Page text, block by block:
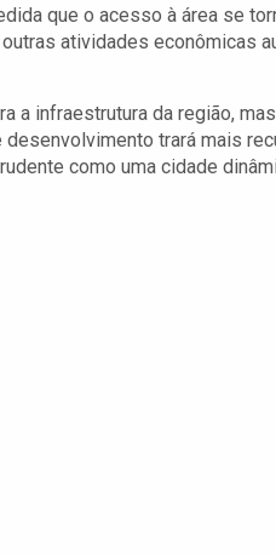
que o acesso à área se
atividades econômicas
a infraestrutura da região,
trará mais
como uma cidade